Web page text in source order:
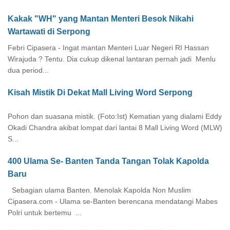
Kakak "WH" yang Mantan Menteri Besok Nikahi
Wartawati di Serpong
Febri Cipasera - Ingat mantan Menteri Luar Negeri RI Hassan
Wirajuda ? Tentu. Dia cukup dikenal lantaran pernah jadi Menlu
dua period...
Kisah Mistik Di Dekat Mall Living Word Serpong
Pohon dan suasana mistik. (Foto:Ist) Kematian yang dialami Eddy
Okadi Chandra akibat lompat dari lantai 8 Mall Living Word (MLW)
S...
400 Ulama Se- Banten Tanda Tangan Tolak Kapolda
Baru
Sebagian ulama Banten. Menolak Kapolda Non Muslim
Cipasera.com - Ulama se-Banten berencana mendatangi Mabes
Polri untuk bertemu ...